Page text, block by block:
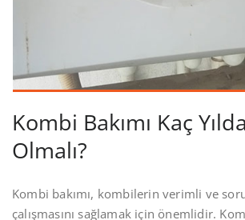
Kombi Bakımı Kaç
Olmalı?
Kombi bakımı, kombilerin verimli ve
çalışmasını sağlamak için önemlidir.